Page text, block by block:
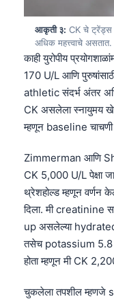
आकृती ३: CK चे ट्रेंड्स
अधिक महत्त्वाचे असतात.
काही युरोपीय
170 U/L आणि
athletic संदर्भ अंतर
CK असलेला स्नायुमय
म्हणून baseline चाचणी
Zimmerman आणि
CK 5,000 U/L पेक्षा
थ्रेशहोल्ड म्हणून वर्णन
दिला. मी creatinine
up असलेल्या
तसेच potassium 5.8
होता म्हणून मी CK
चुकलेला तपशील म्हणजे